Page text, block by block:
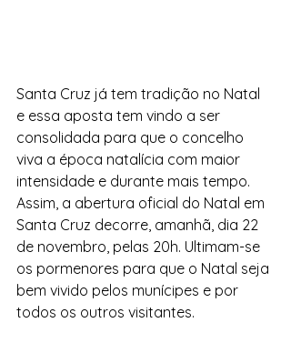
Santa Cruz já tem tradição no Natal
e essa aposta tem vindo a ser
consolidada para que o concelho
viva a época natalícia com maior
intensidade e durante mais tempo.
Assim, a abertura oficial do Natal em
Santa Cruz decorre, amanhã, dia 22
de novembro, pelas 20h. Ultimam-se
os pormenores para que o Natal seja
bem vivido pelos munícipes e por
todos os outros visitantes.